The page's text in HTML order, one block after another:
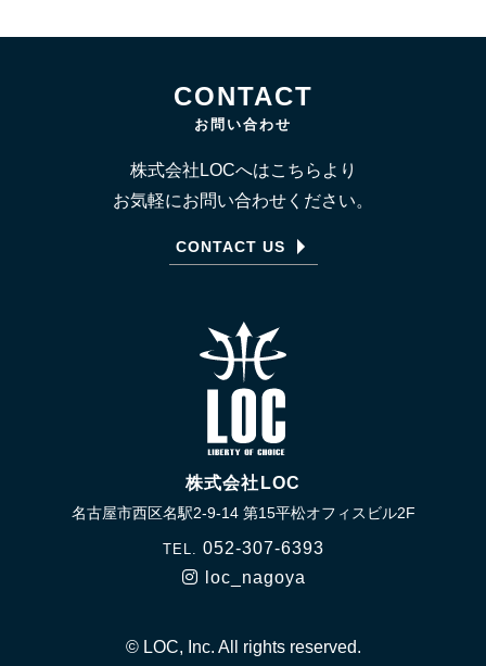
CONTACT
お問い合わせ
株式会社LOCへはこちらより
お気軽にお問い合わせください。
CONTACT US
株式会社LOC
名古屋市西区名駅2-9-14 第15平松オフィスビル2F
TEL.
052-307-6393
loc_nagoya
© LOC, Inc. All rights reserved.